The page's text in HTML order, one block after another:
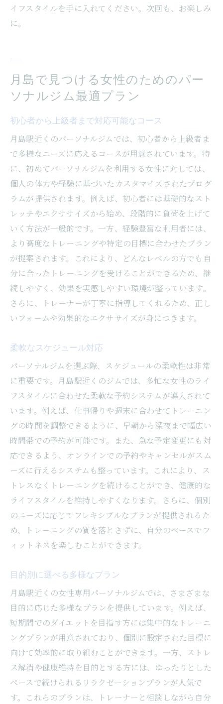
イフスタイルを手に入れてください。次回も、お楽しみ
に。
月島で見つける女性のためのパー
ソナルジム最適プラン
初心者から上級者まで対応可能なコース
月島駅近くのパーソナルジムでは、初心者から上級者ま
で多様なニーズに応えるコースが用意されています。特
に、初めてパーソナルジムを利用する女性に対しては、
個人の体力や経験に基づいたカスタマイズされたプログ
ラムが提供されます。例えば、初心者には基礎的なスト
レッチやエクササイズから始め、段階的に負荷を上げて
いく方法が一般的です。一方、経験豊富な利用者には、
より高度なトレーニングや特定の目標に合わせたプラン
が提案されます。これにより、どんなレベルの方でも自
分に合ったトレーニングを受けることができるため、継
続しやすく、効果を実感しやすい環境が整っています。
さらに、トレーナーが丁寧に指導してくれるため、正し
いフォームや効果的なエクササイズが身につきます。
柔軟なスケジュール対応
パーソナルジムを選ぶ際、スケジュールの柔軟性は非常
に重要です。月島駅近くのジムでは、多忙な女性のライ
フスタイルに合わせた柔軟な予約システムが導入されて
います。例えば、仕事帰りや週末に合わせてトレーニン
グの時間を調整できるように、早朝から深夜まで幅広い
時間帯での予約が可能です。また、急な予定変更にも対
応できるよう、オンラインでの予約やキャンセルがスム
ーズに行えるシステムも整っています。これにより、ス
トレスなくトレーニングを続けることができ、健康的な
ライフスタイルを維持しやすくなります。さらに、個別
のニーズに応じてフレキシブルなプランが提供されるた
め、トレーニングの質を落とさずに、自分のペースでフ
ィットネスを楽しむことができます。
目的別に選べる多様なプラン
月島駅近くの女性専用パーソナルジムでは、さまざまな
目的に応じた多様なプランを提供しています。例えば、
短期間でのダイエットを目指す方には集中的なトレーニ
ングプランが用意されており、個別に設定された目標に
向けて効率的に取り組むことができます。一方、ストレ
ス解消や健康維持を目的とする方には、ゆったりとした
ペースで続けられるリラクゼーションプランが人気で
す。これらのプランは、トレーナーと相談しながら自分